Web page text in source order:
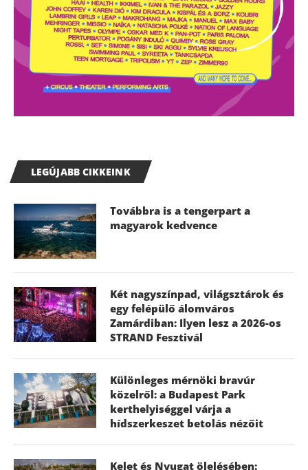
LEGÚJABB CIKKEINK
Továbbra is a tengerpart a
magyarok kedvence
Két nagyszínpad, világsztárok és
egy felépülő álomváros
Zamárdiban: Ilyen lesz a 2026-os
STRAND Fesztivál
Különleges mérnöki bravúr
közelről: a Budapest Park
kerthelyiséggel várja a
hídszerkeszet betolás nézőit
Kelet és Nyugat ölelésében: